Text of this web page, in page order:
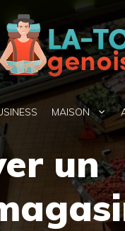
MAISON
un